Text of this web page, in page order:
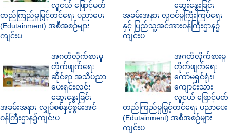
လူငယ် ဖြောင့်မတ်
တည်ကြည်မှုမြှင့်တင်ရေး ပညာပေး
(Edutainment) အစီအစဉ်များ
ကျင်းပ
ဆွေးနွေးခြင်း
အခမ်းအနား လူဝင်မှုကြီးကြပ်ရေး
နှင့် ပြည်သူ့အင်အားဝန်ကြီးဌာန၌
ကျင်းပ
အဂတိလိုက်စားမှု
တိုက်ဖျက်ရေး
ဆိုင်ရာ အသိပညာ
ပေးရှင်းလင်း
ဆွေးနွေးခြင်း
အခမ်းအနား လျှပ်စစ်နှင့်စွမ်းအင်
ဝန်ကြီးဌာန၌ကျင်းပ
အဂတိလိုက်စားမှု
တိုက်ဖျက်ရေး
ကော်မရှင်ရုံး၊
ကျောင်းသား
လူငယ် ဖြောင့်မတ်
တည်ကြည်မှုမြှင့်တင်ရေး ပညာပေး
(Edutainment) အစီအစဉ်များ
ကျင်းပ